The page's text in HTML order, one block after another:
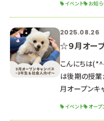
する方はご相
〇時間〇 ９：
教えてくださ
して、お返事
明/校舎見学/
イベント お知
2025.08.26
☆９月オー
こんにちは
は後期の授業
月オープンキ
イベント オープ